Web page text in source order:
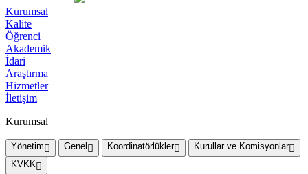
Kurumsal
Kalite
Öğrenci
Akademik
İdari
Araştırma
Hizmetler
İletişim
Kurumsal
Yönetim Genel Koordinatörlükler
Kurullar ve Komisyonlar
KVKK